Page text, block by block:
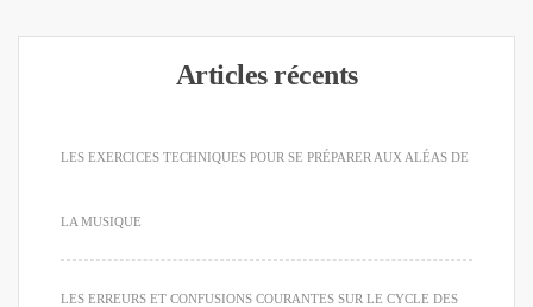
Articles récents
LES EXERCICES TECHNIQUES POUR SE PRÉPARER AUX ALÉAS DE
LA MUSIQUE
LES ERREURS ET CONFUSIONS COURANTES SUR LE CYCLE DES